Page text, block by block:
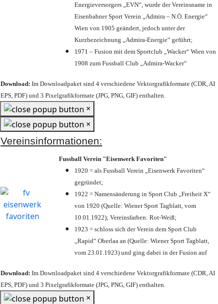
Energieversorgers „EVN“, wurde der Vereinsname in
Eisenbahner Sport Verein „Admira – N.Ö. Energie“
Wien von 1905 geändert, jedoch unter der
Kurzbezeichnung „Admira-Energie“ geführt;
1971 – Fusion mit dem Sportclub „Wacker“ Wien von
1908 zum Fussball Club „Admira-Wacker“
Download: Im Downloadpaket sind 4 verschiedene Vektorgrafikformate (CDR, AI
EPS, PDF) und 3 Pixelgrafikformate (JPG, PNG, GIF) enthalten.
×
×
Vereinsinformationen:
Fussball Verein "Eisenwerk Favoriten"
1920 = als Fussball Verein „Eisenwerk Favoriten“
gegründet;
1922 = Namensänderung in Sport Club „Freiheit X“
von 1920 (Quelle: Wiener Sport Tagblatt, vom
10.01.1922); Vereinsfarben: Rot-Weiß;
1923 = schloss sich der Verein dem Sport Club
„Rapid“ Oberlaa an (Quelle: Wiener Sport Tagblatt,
vom 23.01.1923) und ging dabei in der Fusion auf
Download: Im Downloadpaket sind 4 verschiedene Vektorgrafikformate (CDR, AI
EPS, PDF) und 3 Pixelgrafikformate (JPG, PNG, GIF) enthalten.
×